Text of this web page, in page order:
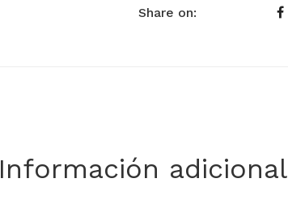
Share on:
Información adicional